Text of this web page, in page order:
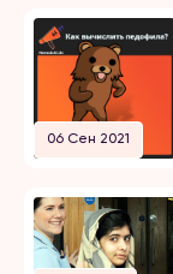
06 Сен 2021